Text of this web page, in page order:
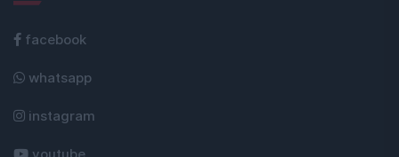
facebook
whatsapp
instagram